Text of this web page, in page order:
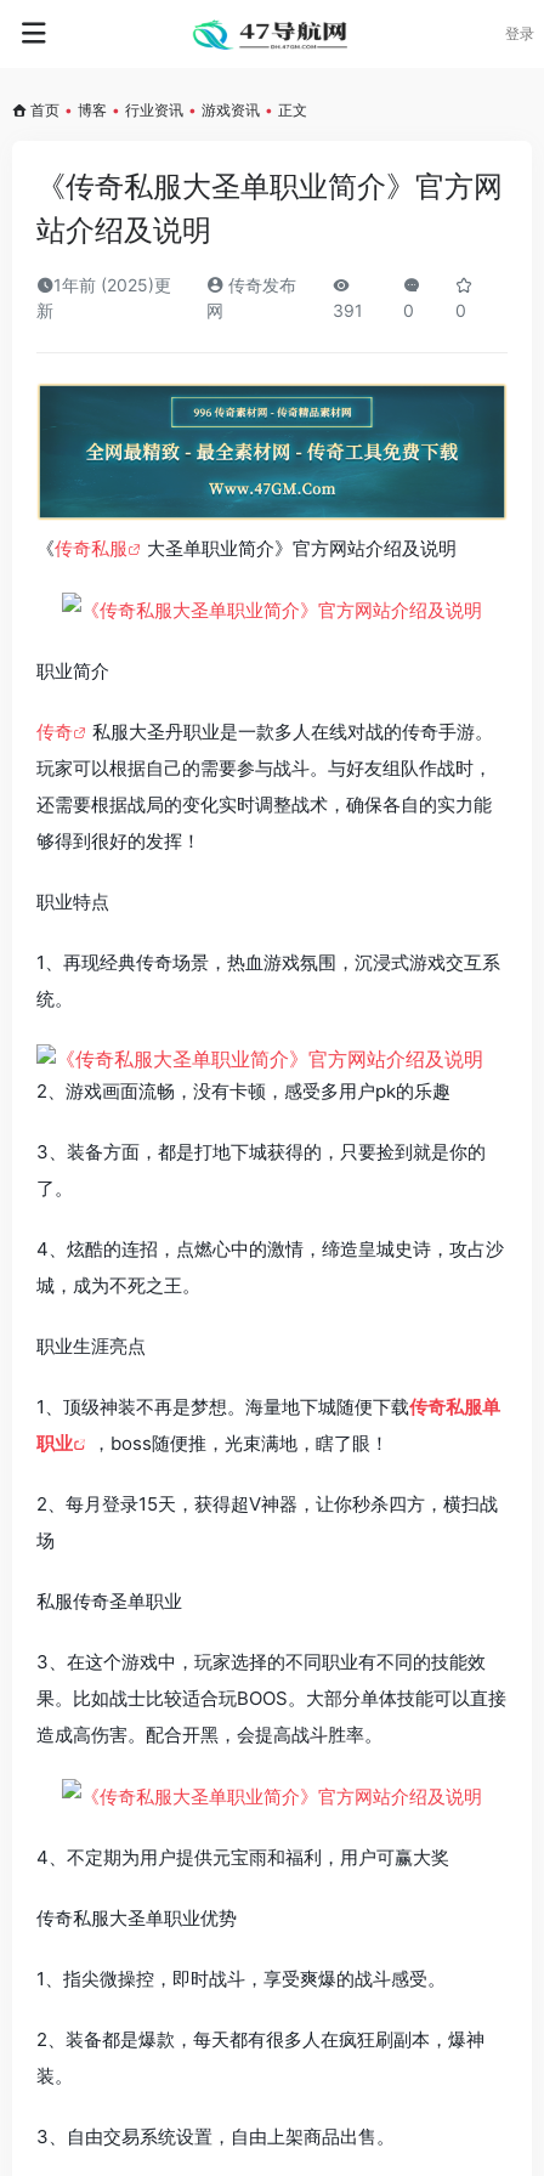
登录
首页 • 博客 • 行业资讯 • 游戏资讯 • 正文
《传奇私服大圣单职业简介》官方网
站介绍及说明
1年前 (2025)更
新
传奇发布
网
391 0 0
《传奇私服 大圣单职业简介》官方网站介绍及说明
职业简介
传奇
私服大圣丹职业是一款多人在线对战的传奇手游。
玩家可以根据自己的需要参与战斗。与好友组队作战时，
还需要根据战局的变化实时调整战术，确保各自的实力能
够得到很好的发挥！
职业特点
1、再现经典传奇场景，热血游戏氛围，沉浸式游戏交互系
统。
2、游戏画面流畅，没有卡顿，感受多用户pk的乐趣
3、装备方面，都是打地下城获得的，只要捡到就是你的
了。
4、炫酷的连招，点燃心中的激情，缔造皇城史诗，攻占沙
城，成为不死之王。
职业生涯亮点
1、顶级神装不再是梦想。海量地下城随便下载传奇私服单
职业
，boss随便推，光束满地，瞎了眼！
2、每月登录15天，获得超V神器，让你秒杀四方，横扫战
场
私服传奇圣单职业
3、在这个游戏中，玩家选择的不同职业有不同的技能效
果。比如战士比较适合玩BOOS。大部分单体技能可以直接
造成高伤害。配合开黑，会提高战斗胜率。
4、不定期为用户提供元宝雨和福利，用户可赢大奖
传奇私服大圣单职业优势
1、指尖微操控，即时战斗，享受爽爆的战斗感受。
2、装备都是爆款，每天都有很多人在疯狂刷副本，爆神
装。
3、自由交易系统设置，自由上架商品出售。